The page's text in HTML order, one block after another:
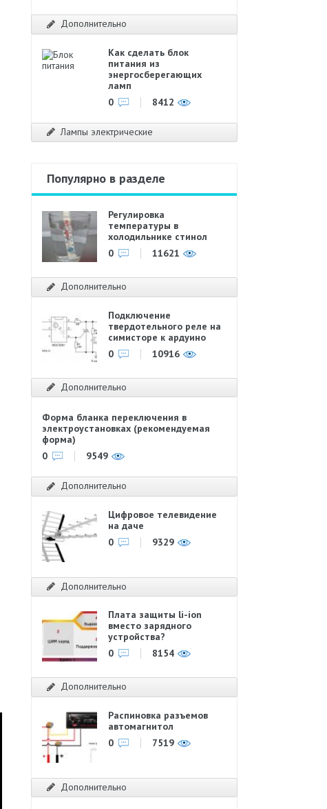
Дополнительно
Как сделать блок
питания из
энергосберегающих
ламп
0
8412
Лампы электрические
Популярно в разделе
Регулировка
температуры в
холодильнике стинол
0
11621
Дополнительно
Подключение
твердотельного реле на
симисторе к ардуино
0
10916
Дополнительно
Форма бланка переключения в
электроустановках (рекомендуемая
форма)
0
9549
Дополнительно
Цифровое телевидение
на даче
0
9329
Дополнительно
Плата защиты li-ion
вместо зарядного
устройства?
0
8154
Дополнительно
Распиновка разъемов
автомагнитол
0
7519
Дополнительно